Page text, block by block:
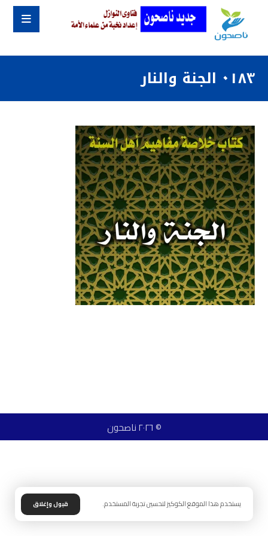
٠١٨٣ الجنة والنار
© ٢٠٢٦ ناصحون
يستخدم هذا الموقع الكوكيز لتحسين تجربة المستخدم. قبول وإغلاق